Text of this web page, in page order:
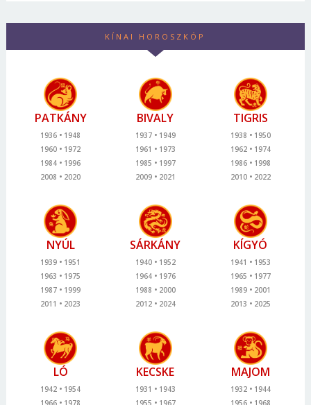
KÍNAI HOROSZKÓP
PATKÁNY
1936
1948
1960
1972
1984
1996
2008
2020
BIVALY
1937
1949
1961
1973
1985
1997
2009
2021
TIGRIS
1938
1950
1962
1974
1986
1998
2010
2022
NYÚL
1939
1951
1963
1975
1987
1999
2011
2023
SÁRKÁNY
1940
1952
1964
1976
1988
2000
2012
2024
KÍGYÓ
1941
1953
1965
1977
1989
2001
2013
2025
LÓ
1942
1954
KECSKE
1931
1943
MAJOM
1932
1944